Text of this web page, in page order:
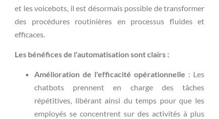
et les voicebots, il est désormais possible de transformer
des procédures routinières en processus fluides et
efficaces.
Les bénéfices de l'automatisation sont clairs :
Amélioration de l'efficacité opérationnelle : Les
chatbots prennent en charge des tâches
répétitives, libérant ainsi du temps pour que les
employés se concentrent sur des activités à plus